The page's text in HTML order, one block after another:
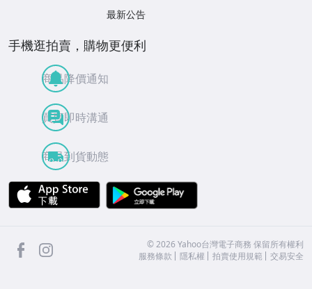
最新公告
手機逛拍賣，購物更便利
商品降價通知
買賣即時溝通
商品到貨動態
APP Store
facebook ©2026 Yahoo台灣電子商務 保留所有權利
服務條款
隱私權 拍賣使用規範 交易安全